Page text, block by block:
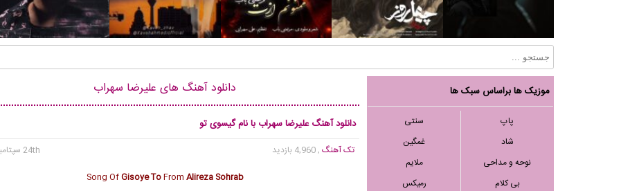
موزیک ها براساس سبک ها
پاپ
سنتی
شاد
غمگین
نوحه و مداحی
ملایم
بی کلام
رمیکس
دانلود آهنگ های علیرضا سهراب
دانلود آهنگ علیرضا سهراب با نام گیسوی تو
تک آهنگ, 4,960 بازدید
24th سپتامبر 2024
Song OfGisoye ToFrom Alireza Sohrab